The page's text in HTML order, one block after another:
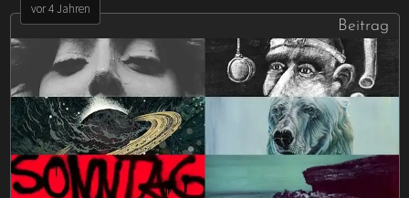
vor 4 Jahren
Beitrag